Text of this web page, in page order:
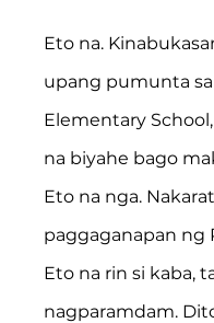
Eto na.
upang pumunta
Elementary
na biyahe bago
Eto na nga.
paggaganapan ng
Eto na rin si kaba,
nagparamdam.